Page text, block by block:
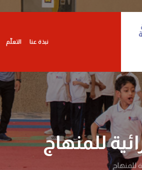
نبذة عنا التعلّم
للمنهاج
للمنهاج